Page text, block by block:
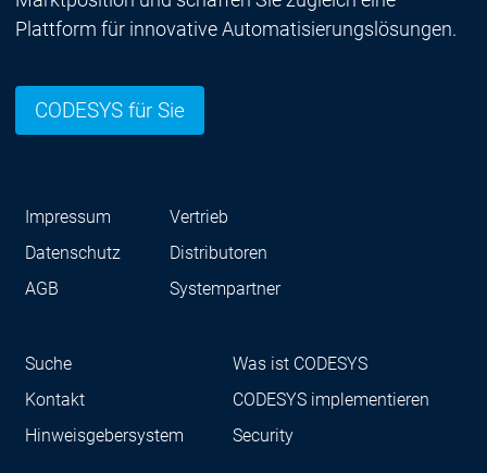
Plattform für innovative Automatisierungslösungen.
CODESYS für Sie
Impressum
Datenschutz
AGB
Vertrieb
Distributoren
Systempartner
Suche
Kontakt
Hinweisgebersystem
Was ist CODESYS
CODESYS implementieren
Security